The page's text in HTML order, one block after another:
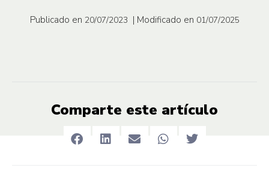
Publicado en 20/07/2023 | Modificado en 01/07/2025
Comparte este artículo